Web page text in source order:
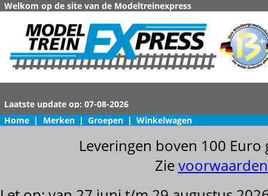
Welkom op de site van de Modeltreinexpress
Home | Merken | Groepen | Winkelwagen
Leveringen boven 100
Zievoorwaarden